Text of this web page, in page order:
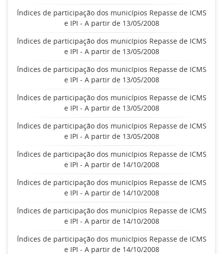
Índices de participação dos municípios Repasse de ICMS
e IPI - A partir de 13/05/2008
Índices de participação dos municípios Repasse de ICMS
e IPI - A partir de 13/05/2008
Índices de participação dos municípios Repasse de ICMS
e IPI - A partir de 13/05/2008
Índices de participação dos municípios Repasse de ICMS
e IPI - A partir de 13/05/2008
Índices de participação dos municípios Repasse de ICMS
e IPI - A partir de 13/05/2008
Índices de participação dos municípios Repasse de ICMS
e IPI - A partir de 14/10/2008
Índices de participação dos municípios Repasse de ICMS
e IPI - A partir de 14/10/2008
Índices de participação dos municípios Repasse de ICMS
e IPI - A partir de 14/10/2008
Índices de participação dos municípios Repasse de ICMS
e IPI - A partir de 14/10/2008